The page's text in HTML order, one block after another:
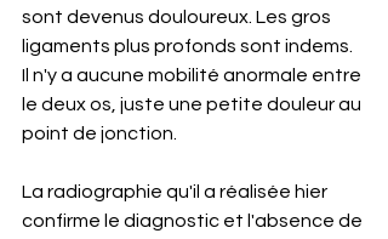
sont devenus douloureux. Les gros
ligaments plus profonds sont indems.
Il n'y a aucune mobilité anormale entre
le deux os, juste une petite douleur au
point de jonction.
La radiographie qu'il a réalisée hier
confirme le diagnostic et l'absence de